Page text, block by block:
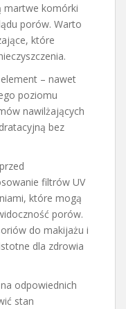
martwe komórki
porów. Warto
które
– nawet
poziomu
nawilżających
bez
filtrów UV
które mogą
porów.
do makijażu i
dla zdrowia
odpowiednich
stan